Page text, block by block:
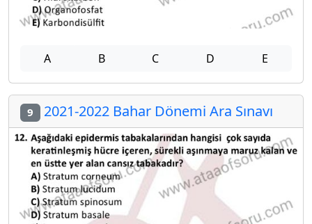
A B C D E
9 2021-2022 Bahar Dönemi Ara Sınavı